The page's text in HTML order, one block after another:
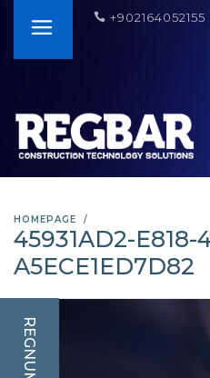
+902164052155
HOMEPAGE
45931AD2-E818-
A5ECE1ED7D82
REGNUM